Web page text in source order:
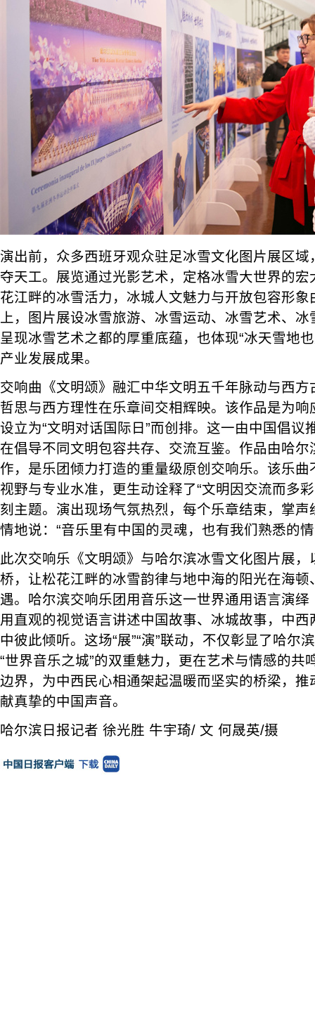
演出前，众多西班牙观众驻足冰雪文化图片展区
夺天工。展览通过光影艺术，定格冰雪大世界的
花江畔的冰雪活力，冰城人文魅力与开放包容形
上，图片展设冰雪旅游、冰雪运动、冰雪艺术、
呈现冰雪艺术之都的厚重底蕴，也体现“冰天雪地
产业发展成果。
交响曲《文明颂》融汇中华文明五千年脉动与西
哲思与西方理性在乐章间交相辉映。该作品是为
设立为“文明对话国际日”而创排。这一由中国倡议
在倡导不同文明包容共存、交流互鉴。作品由哈
作，是乐团倾力打造的重量级原创交响乐。该乐
视野与专业水准，更生动诠释了“文明因交流而多
刻主题。演出现场气氛热烈，每个乐章结束，掌
情地说：“音乐里有中国的灵魂，也有我们熟悉的
此次交响乐《文明颂》与哈尔滨冰雪文化图片展
桥，让松花江畔的冰雪韵律与地中海的阳光在海顿
遇。哈尔滨交响乐团用音乐这一世界通用语言演
用直观的视觉语言讲述中国故事、冰城故事，中
中彼此倾听。这场“展”“演”联动，不仅彰显了哈尔
“世界音乐之城”的双重魅力，更在艺术与情感的共
边界，为中西民心相通架起温暖而坚实的桥梁，
献真挚的中国声音。
哈尔滨日报记者 徐光胜 牛宇琦/ 文 何晟英/摄